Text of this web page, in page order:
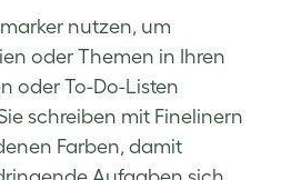
nutzen, um
oder Themen in Ihren
oder To-Do-Listen
schreiben mit Finelinern
Farben, damit